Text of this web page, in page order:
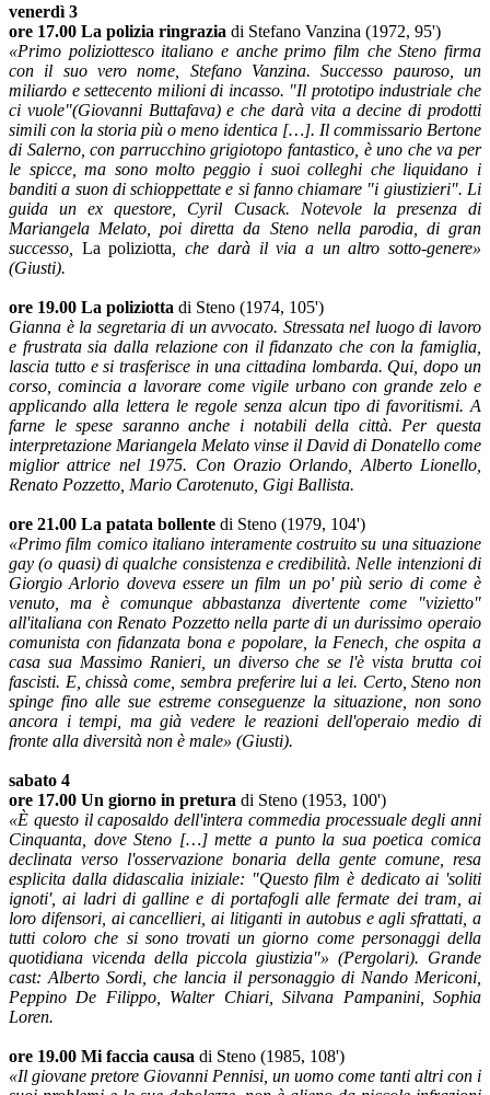
venerdì 3
ore 17.00 La polizia ringrazia di Stefano Vanzina (1972, 95')
«Primo poliziottesco italiano e anche primo film che Steno firma
con il suo vero nome, Stefano Vanzina. Successo pauroso, un
miliardo e settecento milioni di incasso. "Il prototipo industriale che
ci vuole"(Giovanni Buttafava) e che darà vita a decine di prodotti
simili con la storia più o meno identica […]. Il commissario Bertone
di Salerno, con parrucchino grigiotopo fantastico, è uno che va per
le spicce, ma sono molto peggio i suoi colleghi che liquidano i
banditi a suon di schioppettate e si fanno chiamare "i giustizieri". Li
guida un ex questore, Cyril Cusack. Notevole la presenza di
Mariangela Melato, poi diretta da Steno nella parodia, di gran
successo,
La poliziotta , che darà il via a un altro sotto-genere»
(Giusti).
ore 19.00 La poliziotta di Steno (1974, 105')
Gianna è la segretaria di un avvocato. Stressata nel luogo di lavoro
e frustrata sia dalla relazione con il fidanzato che con la famiglia,
lascia tutto e si trasferisce in una cittadina lombarda. Qui, dopo un
corso, comincia a lavorare come vigile urbano con grande zelo e
applicando alla lettera le regole senza alcun tipo di favoritismi. A
farne le spese saranno anche i notabili della città. Per questa
interpretazione Mariangela Melato vinse il David di Donatello come
miglior attrice nel 1975. Con Orazio Orlando, Alberto Lionello,
Renato Pozzetto, Mario Carotenuto, Gigi Ballista.
ore 21.00 La patata bollente di Steno (1979, 104')
«Primo film comico italiano interamente costruito su una situazione
gay (o quasi) di qualche consistenza e credibilità. Nelle intenzioni di
Giorgio Arlorio doveva essere un film un po' più serio di come è
venuto, ma è comunque abbastanza divertente come "vizietto"
all'italiana con Renato Pozzetto nella parte di un durissimo operaio
comunista con fidanzata bona e popolare, la Fenech, che ospita a
casa sua Massimo Ranieri, un diverso che se l'è vista brutta coi
fascisti. E, chissà come, sembra preferire lui a lei. Certo, Steno non
spinge fino alle sue estreme conseguenze la situazione, non sono
ancora i tempi, ma già vedere le reazioni dell'operaio medio di
fronte alla diversità non è male» (Giusti).
sabato 4
ore 17.00 Un giorno in pretura di Steno (1953, 100')
«È questo il caposaldo dell'intera commedia processuale degli anni
Cinquanta, dove Steno […] mette a punto la sua poetica comica
declinata verso l'osservazione bonaria della gente comune, resa
esplicita dalla didascalia iniziale: "Questo film è dedicato ai 'soliti
ignoti', ai ladri di galline e di portafogli alle fermate dei tram, ai
loro difensori, ai cancellieri, ai litiganti in autobus e agli sfrattati, a
tutti coloro che si sono trovati un giorno come personaggi della
quotidiana vicenda della piccola giustizia"» (Pergolari). Grande
cast: Alberto Sordi, che lancia il personaggio di Nando Mericoni,
Peppino De Filippo, Walter Chiari, Silvana Pampanini, Sophia
Loren.
ore 19.00 Mi faccia causa di Steno (1985, 108')
«Il giovane pretore Giovanni Pennisi, un uomo come tanti altri con i